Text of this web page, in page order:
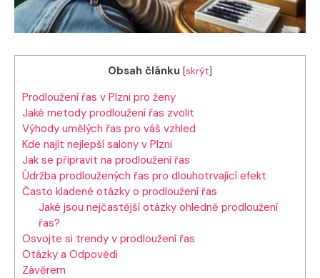
Obsah článku [skrýt]
Prodloužení řas v Plzni pro ženy
Jaké metody prodloužení řas zvolit
Výhody umělých řas pro váš vzhled
Kde najít nejlepší salony v Plzni
Jak se připravit na prodloužení řas
Údržba prodloužených řas pro dlouhotrvající efekt
Často kladené otázky o prodloužení řas
Jaké jsou nejčastější otázky ohledně prodloužení
řas?
Osvojte si trendy v prodloužení řas
Otázky a Odpovědi
Závěrem